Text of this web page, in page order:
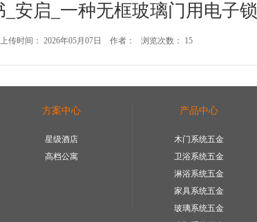
_安启_一种无框玻璃门用电子锁
上传时间： 2026年05月07日 作者： 浏览次数： 15
方案中心
星级酒店
高档公寓
产品中心
木门系统五金
卫浴系统五金
淋浴系统五金
家具系统五金
玻璃系统五金